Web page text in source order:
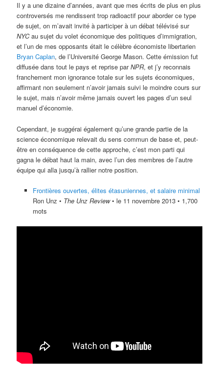
Il y a une dizaine d’années, avant que mes écrits de plus en plus
controversés me rendissent trop radioactif pour aborder ce type
de sujet, on m’avait invité à participer à un débat télévisé sur
NYCau sujet du volet économique des politiques d’immigration,
et l’un de mes opposants était le célèbre économiste libertarien
Bryan Caplan, de l’Université George Mason. Cette émission fut
diffusée dans tout le pays et reprise parNPR, et j’y reconnais
franchement mon ignorance totale sur les sujets économiques,
affirmant non seulement n’avoir jamais suivi le moindre cours sur
le sujet, mais n’avoir même jamais ouvert les pages d’un seul
manuel d’économie.
Cependant, je suggérai également qu’une grande partie de la
science économique relevait du sens commun de base et, peut-
être en conséquence de cette approche, c’est mon parti qui
gagna le débat haut la main, avec l’un des membres de l’autre
équipe qui alla jusqu’à rallier notre position.
Frontières ouvertes, élites étasuniennes, et salaire minimal
Ron Unz • The Unz Review• le 11 novembre 2013 • 1,700
mots